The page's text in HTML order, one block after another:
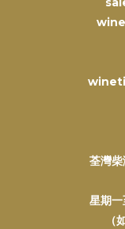
荃灣
星期
（